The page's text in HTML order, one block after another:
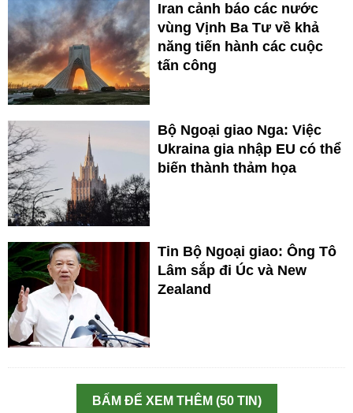
Iran cảnh báo các nước
vùng Vịnh Ba Tư về khả
năng tiến hành các cuộc
tấn công
Bộ Ngoại giao Nga: Việc
Ukraina gia nhập EU có thể
biến thành thảm họa
Tin Bộ Ngoại giao: Ông Tô
Lâm sắp đi Úc và New
Zealand
BẤM ĐỂ XEM THÊM (50 TIN)